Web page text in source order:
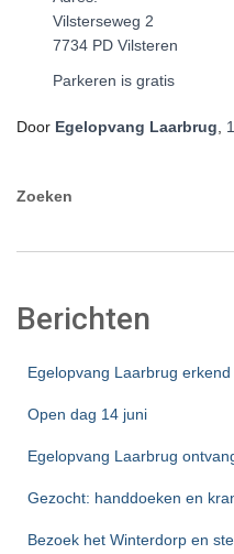
Vilsterseweg 2
7734 PD Vilsteren
Parkeren is gratis
Door Egelopvang Laarbrug
Zoeken
Berichten
Egelopvang Laarbrug
Open dag 14 juni
Egelopvang Laarbrug
Gezocht: handdoeken en
Bezoek het Winterdorp en